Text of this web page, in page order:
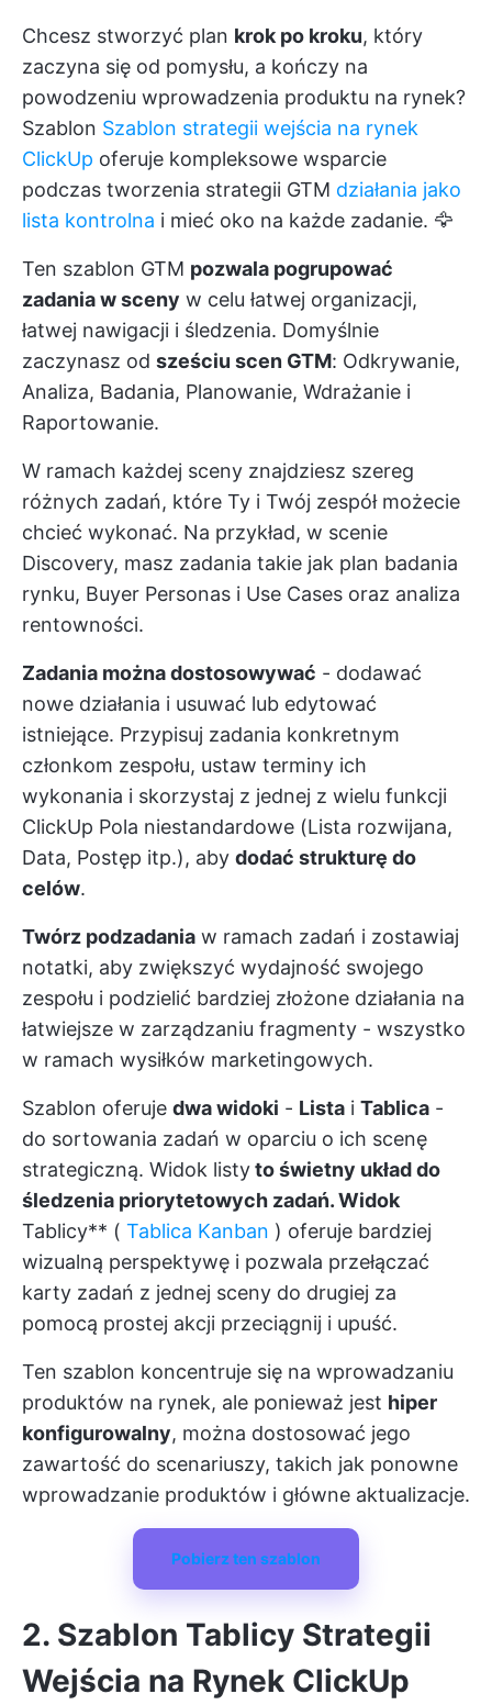
Chcesz stworzyć plan krok po kroku, który
zaczyna się od pomysłu, a kończy na
powodzeniu wprowadzenia produktu na rynek?
Szablon Szablon strategii wejścia na rynek
ClickUp oferuje kompleksowe wsparcie
podczas tworzenia strategii GTM działania jako
lista kontrolna i mieć oko na każde zadanie. 🦅
Ten szablon GTM pozwala pogrupować
zadania w sceny w celu łatwej organizacji,
łatwej nawigacji i śledzenia. Domyślnie
zaczynasz od sześciu scen GTM: Odkrywanie,
Analiza, Badania, Planowanie, Wdrażanie i
Raportowanie.
W ramach każdej sceny znajdziesz szereg
różnych zadań, które Ty i Twój zespół możecie
chcieć wykonać. Na przykład, w scenie
Discovery, masz zadania takie jak plan badania
rynku, Buyer Personas i Use Cases oraz analiza
rentowności.
Zadania można dostosowywać - dodawać
nowe działania i usuwać lub edytować
istniejące. Przypisuj zadania konkretnym
członkom zespołu, ustaw terminy ich
wykonania i skorzystaj z jednej z wielu funkcji
ClickUp Pola niestandardowe (Lista rozwijana,
Data, Postęp itp.), aby dodać strukturę do
celów.
Twórz podzadania w ramach zadań i zostawiaj
notatki, aby zwiększyć wydajność swojego
zespołu i podzielić bardziej złożone działania na
łatwiejsze w zarządzaniu fragmenty - wszystko
w ramach wysiłków marketingowych.
Szablon oferuje dwa widoki - Lista i Tablica -
do sortowania zadań w oparciu o ich scenę
strategiczną. Widok listyto świetny układ do
śledzenia priorytetowych zadań. Widok
Tablicy** ( Tablica Kanban ) oferuje bardziej
wizualną perspektywę i pozwala przełączać
karty zadań z jednej sceny do drugiej za
pomocą prostej akcji przeciągnij i upuść.
Ten szablon koncentruje się na wprowadzaniu
produktów na rynek, ale ponieważ jest hiper
konfigurowalny, można dostosować jego
zawartość do scenariuszy, takich jak ponowne
wprowadzanie produktów i główne aktualizacje.
Pobierz ten szablon
2. Szablon Tablicy Strategii
Wejścia na Rynek ClickUp